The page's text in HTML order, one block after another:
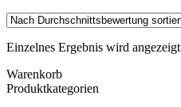
Einzelnes Ergebnis wird angezeigt
Warenkorb
Produktkategorien